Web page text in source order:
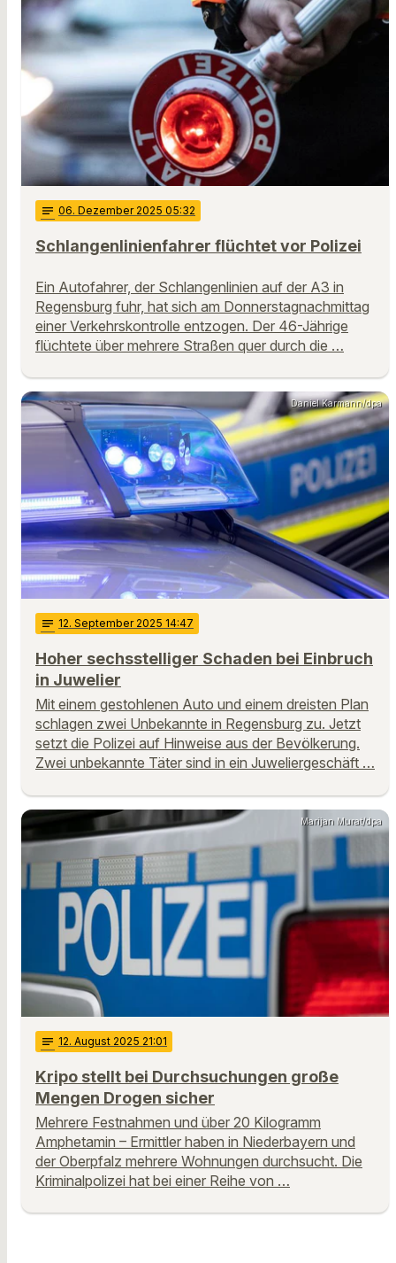
notes 06. Dezember 2025 05:32
Schlangenlinienfahrer flüchtet vor Polizei
Ein Autofahrer, der Schlangenlinien auf der A3 in
Regensburg fuhr, hat sich am Donnerstagnachmittag
einer Verkehrskontrolle entzogen. Der 46-Jährige
flüchtete über mehrere Straßen quer durch die …
Daniel Karmann/dpa
notes 12. September 2025 14:47
Hoher sechsstelliger Schaden bei Einbruch
in Juwelier
Mit einem gestohlenen Auto und einem dreisten Plan
schlagen zwei Unbekannte in Regensburg zu. Jetzt
setzt die Polizei auf Hinweise aus der Bevölkerung.
Zwei unbekannte Täter sind in ein Juweliergeschäft …
Marijan Murat/dpa
notes 12. August 2025 21:01
Kripo stellt bei Durchsuchungen große
Mengen Drogen sicher
Mehrere Festnahmen und über 20 Kilogramm
Amphetamin – Ermittler haben in Niederbayern und
der Oberpfalz mehrere Wohnungen durchsucht. Die
Kriminalpolizei hat bei einer Reihe von …